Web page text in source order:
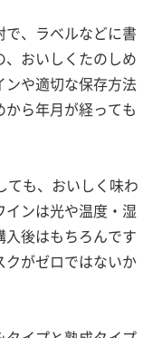
で、ラベルなどに書
、おいしくたのしめ
ンや適切な保存方法
から年月が経っても
ても、おいしく味わ
インは光や温度・湿
入後はもちろんです
クがゼロではないか